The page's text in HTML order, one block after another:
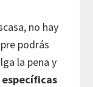
no hay
podrás
la pena y